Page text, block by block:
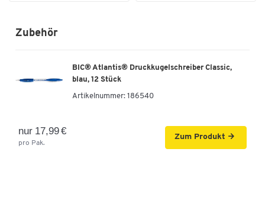
Zubehör
BIC® Atlantis® Druckkugelschreiber Classic,
blau, 12 Stück
Artikelnummer: 186540
nur 17,99 €
pro Pak.
Zum Produkt